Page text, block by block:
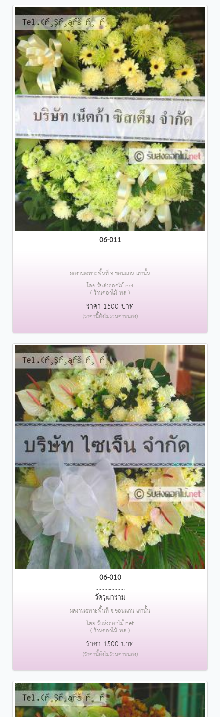
06-011
....................
ผลงานเฉพาะพื้นที่ จ.ขอนแก่น เท่านั้น
โดย รับส่งดอกไม้.net
( ร้านดอกไม้ พล )
ราคา 1500 บาท
(ราคานี้ยังไม่รวมค่าขนส่ง)
06-010
....................
วัดวุฒาราม
ผลงานเฉพาะพื้นที่ จ.ขอนแก่น เท่านั้น
โดย รับส่งดอกไม้.net
( ร้านดอกไม้ พล )
ราคา 1500 บาท
(ราคานี้ยังไม่รวมค่าขนส่ง)